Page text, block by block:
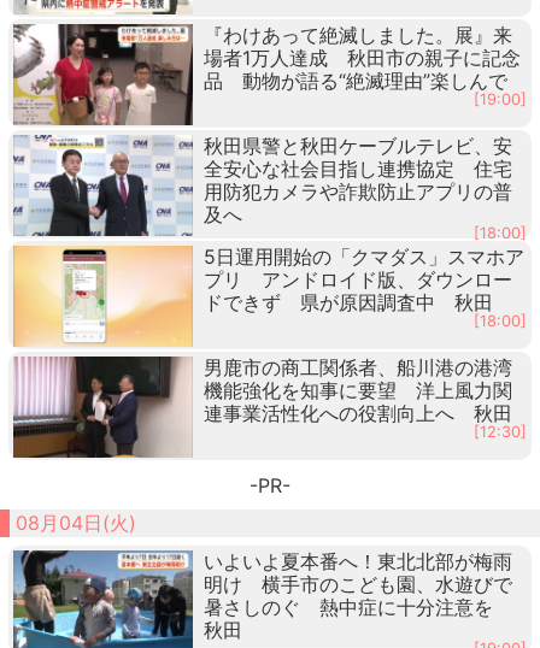
『わけあって絶滅しました。展』来
場者1万人達成 秋田市の親子に記念
品 動物が語る“絶滅理由”楽しんで
[19:00]
秋田県警と秋田ケーブルテレビ、安
全安心な社会目指し連携協定 住宅
用防犯カメラや詐欺防止アプリの普
及へ
[18:00]
5日運用開始の「クマダス」スマホア
プリ アンドロイド版、ダウンロー
ドできず 県が原因調査中 秋田
[18:00]
男鹿市の商工関係者、船川港の港湾
機能強化を知事に要望 洋上風力関
連事業活性化への役割向上へ 秋田
[12:30]
-PR-
08月04日(火)
いよいよ夏本番へ！東北北部が梅雨
明け 横手市のこども園、水遊びで
暑さしのぐ 熱中症に十分注意を
秋田